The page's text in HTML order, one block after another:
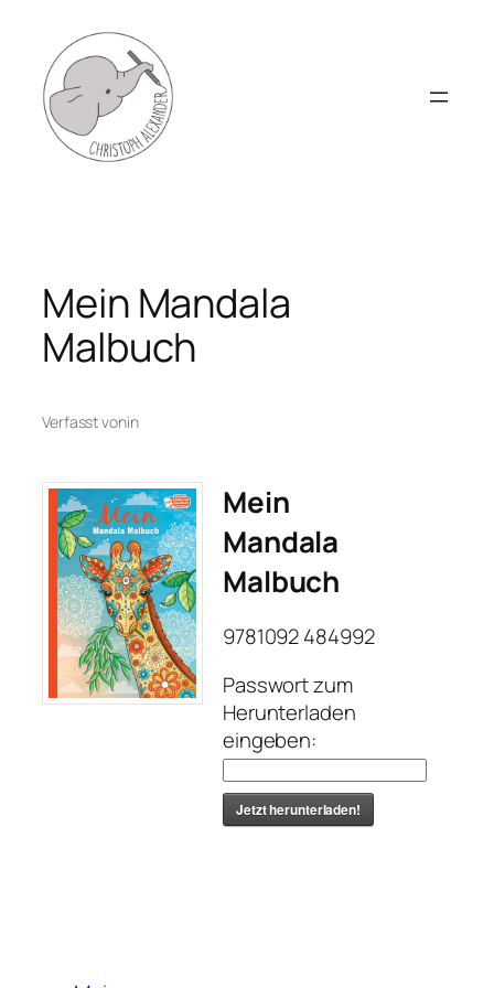
Inhalt
springen
Mein Mandala
Malbuch
Verfasst vonin
Mein
Mandala
Malbuch
9781092 484992
Passwort zum
Herunterladen
eingeben:
Jetzt herunterladen!